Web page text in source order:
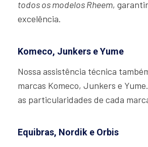
todos os modelos Rheem,
excelência.
Komeco, Junkers e Yume
Nossa assistência técnica
marcas Komeco, Junkers e
as particularidades de cada
Equibras, Nordik e Orbis